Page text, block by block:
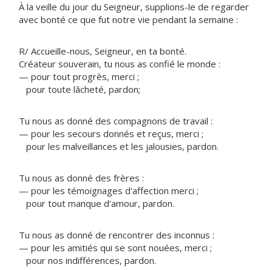
À la veille du jour du Seigneur, supplions-le de regarder
avec bonté ce que fut notre vie pendant la semaine :
R/ Accueille-nous, Seigneur, en ta bonté.
Créateur souverain, tu nous as confié le monde :
— pour tout progrès, merci ;
pour toute lâcheté, pardon;
Tu nous as donné des compagnons de travail :
— pour les secours donnés et reçus, merci ;
pour les malveillances et les jalousies, pardon.
Tu nous as donné des frères :
— pour les témoignages d'affection merci ;
pour tout manque d'amour, pardon.
Tu nous as donné de rencontrer des inconnus :
— pour les amitiés qui se sont nouées, merci ;
pour nos indifférences, pardon.